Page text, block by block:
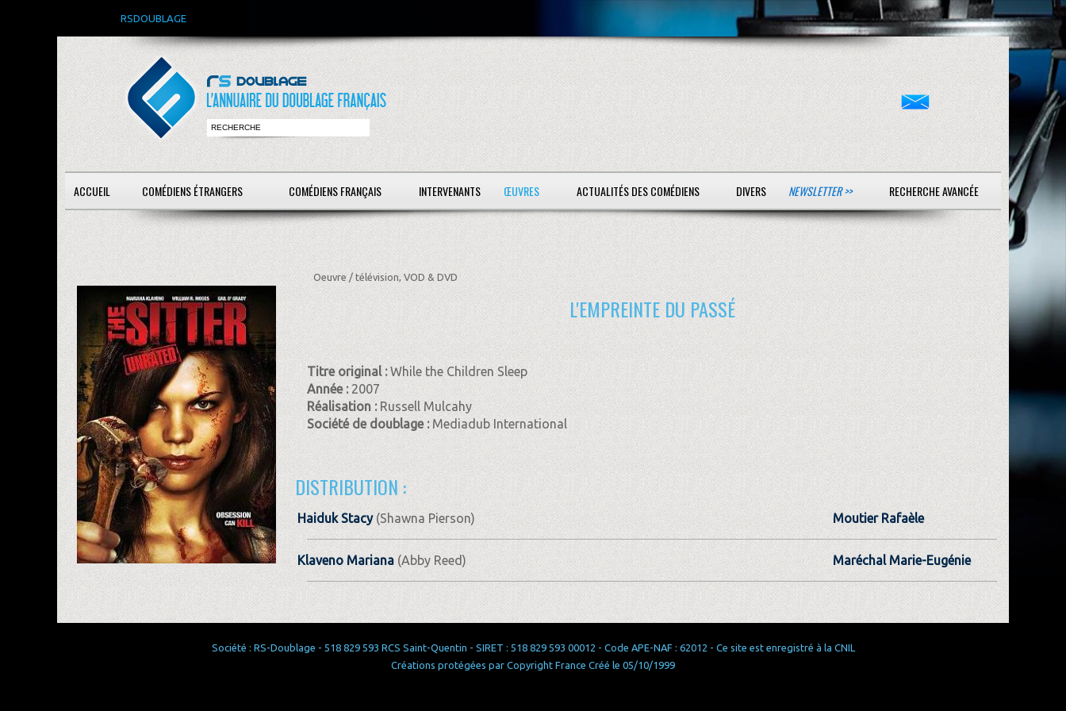
RSDOUBLAGE
ACCUEIL COMÉDIENS ÉTRANGERS COMÉDIENS FRANÇAIS INTERVENANTS ŒUVRES ACTUALITÉS DES COMÉDIENS DIVERS NEWSLETTER >> RECHERCHE AVANCÉE
Oeuvre / télévision, VOD & DVD
L'EMPREINTE DU PASSÉ
Titre original :While the Children Sleep
Année :2007
Réalisation :Russell Mulcahy
Société de doublage :Mediadub International
DISTRIBUTION :
Haiduk Stacy(Shawna Pierson) Moutier Rafaèle
Klaveno Mariana (Abby Reed) Maréchal Marie-Eugénie
Société : RS-Doublage - 518 829 593 RCS Saint-Quentin - SIRET : 518 829 593 00012 - Code APE-NAF : 62012 - Ce site est enregistré à la CNIL
Créations protégées par Copyright France Créé le 05/10/1999